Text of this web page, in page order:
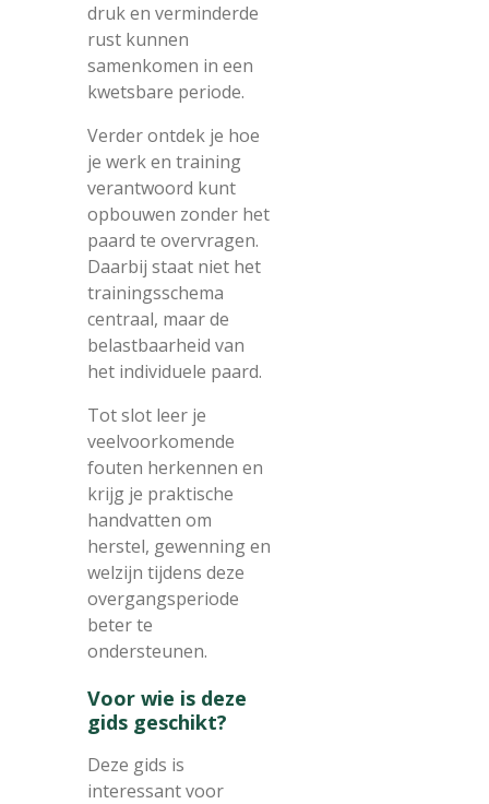
druk en verminderde
rust kunnen
samenkomen in een
kwetsbare periode.
Verder ontdek je hoe
je werk en training
verantwoord kunt
opbouwen zonder het
paard te overvragen.
Daarbij staat niet het
trainingsschema
centraal, maar de
belastbaarheid van
het individuele paard.
Tot slot leer je
veelvoorkomende
fouten herkennen en
krijg je praktische
handvatten om
herstel, gewenning en
welzijn tijdens deze
overgangsperiode
beter te
ondersteunen.
Voor wie is deze
gids geschikt?
Deze gids is
interessant voor